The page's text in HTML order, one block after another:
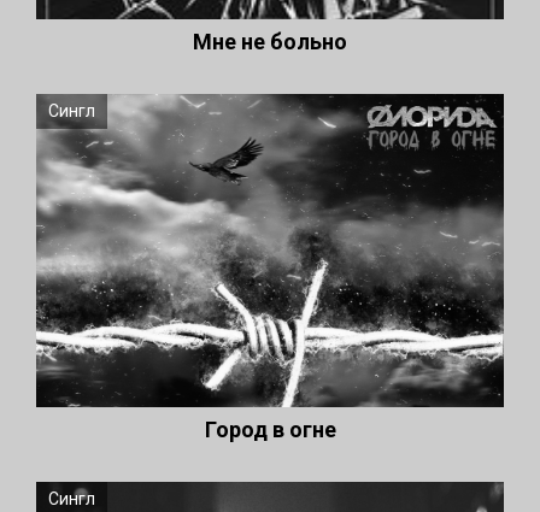
Мне не больно
Сингл
Город в огне
Сингл